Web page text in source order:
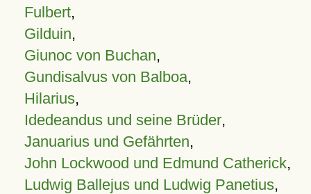
Fulbert,
Gilduin,
Giunoc von Buchan,
Gundisalvus von Balboa,
Hilarius,
Idedeandus und seine Brüder,
Januarius und Gefährten,
John Lockwood und Edmund Catherick,
Ludwig Ballejus und Ludwig Panetius,